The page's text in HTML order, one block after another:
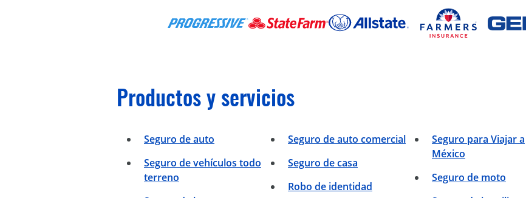
Productos y servicios
Seguro de auto
Seguro de vehículos todo
terreno
Seguro de auto comercial
Seguro de casa
Robo de identidad
Seguro para Viajar a
México
Seguro de moto